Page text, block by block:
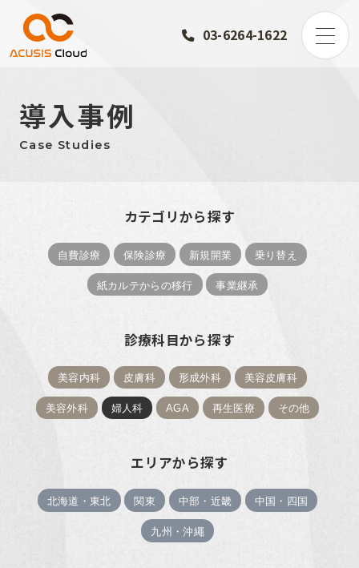
03-6264-1622
導入事例
Case Studies
カテゴリから探す
自費診療 保険診療 新規開業 乗り替え
紙カルテからの移行 事業継承
診療科目から探す
美容内科 皮膚科 形成外科 美容皮膚科
美容外科 婦人科 AGA 再生医療 その他
エリアから探す
北海道・東北 関東 中部・近畿 中国・四国
九州・沖繩